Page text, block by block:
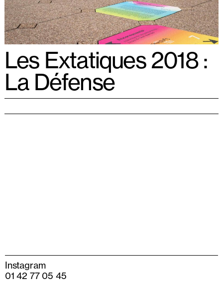
Les Extatiques 2018 :
La Défense
Instagram
01 42 77 05 45